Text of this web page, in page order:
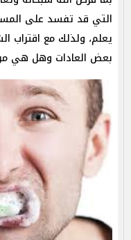
التي قد تفسد على
يعلم، ولذلك مع اقتراب
بعض العادات وهل هي